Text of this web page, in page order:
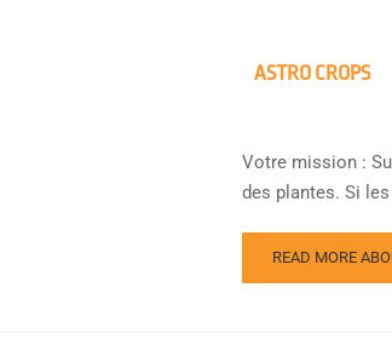
ASTRO CROPS
Votre mission :
des plantes. Si
READ MORE